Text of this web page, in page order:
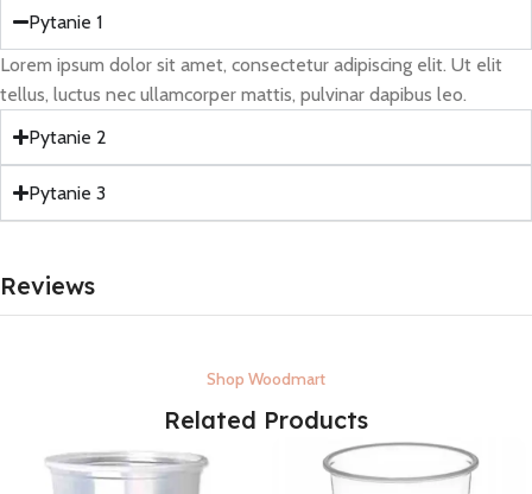
Pytanie 1
Lorem ipsum dolor sit amet, consectetur adipiscing elit. Ut elit
tellus, luctus nec ullamcorper mattis, pulvinar dapibus leo.
Pytanie 2
Pytanie 3
Reviews
Shop Woodmart
Related Products